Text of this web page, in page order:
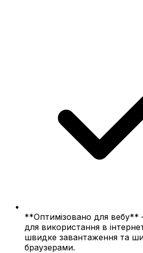
**Оптимізовано для
для використання в
швидке завантаження та
браузерами.